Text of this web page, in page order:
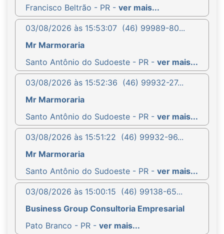
Francisco Beltrão - PR - ver mais...
03/08/2026 às 15:53:07 (46) 99989-80...
Mr Marmoraria
Santo Antônio do Sudoeste - PR - ver mais...
03/08/2026 às 15:52:36 (46) 99932-27...
Mr Marmoraria
Santo Antônio do Sudoeste - PR - ver mais...
03/08/2026 às 15:51:22 (46) 99932-96...
Mr Marmoraria
Santo Antônio do Sudoeste - PR - ver mais...
03/08/2026 às 15:00:15 (46) 99138-65...
Business Group Consultoria Empresarial
Pato Branco - PR - ver mais...